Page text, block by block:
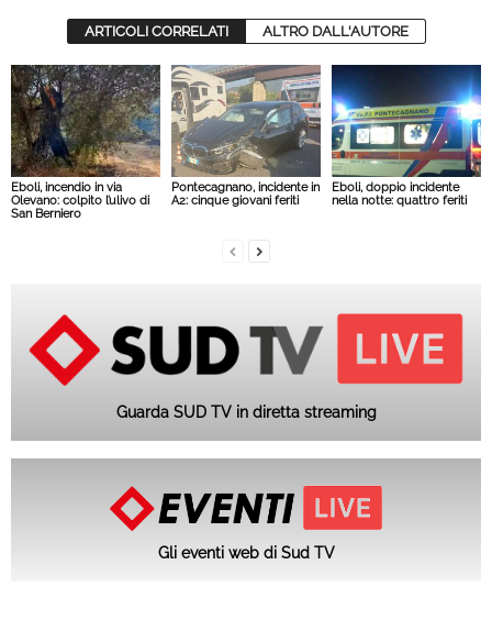
ARTICOLI CORRELATI ALTRO DALL'AUTORE
Eboli, incendio in via
Olevano: colpito l’ulivo di
San Berniero
Pontecagnano, incidente in
A2: cinque giovani feriti
Eboli, doppio incidente
nella notte: quattro feriti
Guarda SUD TV in diretta streaming
Gli eventi web di Sud TV